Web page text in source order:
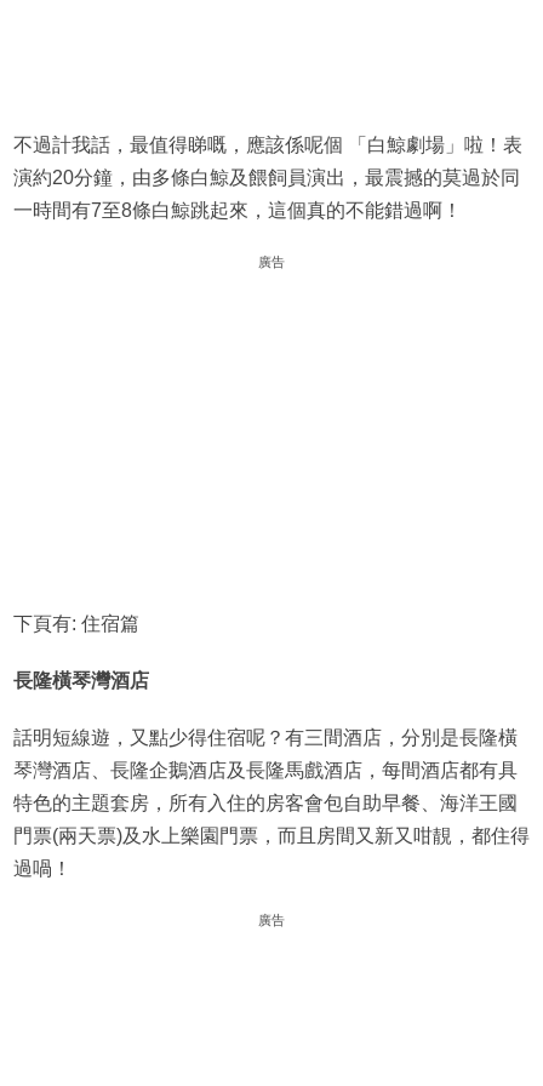
不過計我話，最值得睇嘅，應該係呢個 「白鯨劇場」啦！表
演約20分鐘，由多條白鯨及餵飼員演出，最震撼的莫過於同
一時間有7至8條白鯨跳起來，這個真的不能錯過啊！
廣告
下頁有: 住宿篇
長隆橫琴灣酒店
話明短線遊，又點少得住宿呢？有三間酒店，分別是長隆橫
琴灣酒店、長隆企鵝酒店及長隆馬戲酒店，每間酒店都有具
特色的主題套房，所有入住的房客會包自助早餐、海洋王國
門票(兩天票)及水上樂園門票，而且房間又新又咁靚，都住得
過喎！
廣告